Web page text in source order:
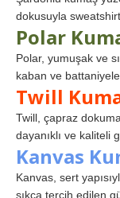
dokusuyla
Polar
Polar, yumuşak ve
kaban ve
Twill
Twill, çapraz
dayanıklı ve kaliteli
Kanvas
Kanvas, sert
sıkça tercih edilen